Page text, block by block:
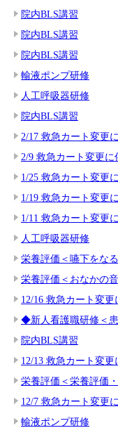
院内BLS講習
院内BLS講習
院内BLS講習
輸液ポンプ研修
人工呼吸器研修
院内BLS講習
2/17 救急カート変更
2/9 救急カート変更に
1/25 救急カート変更
1/19 救急カート変更
1/11 救急カート変更
人工呼吸器研修
栄養評価＜嚥下をな
栄養評価＜おなかの
12/16 救急カート変更
◆新人看護職研修＜
院内BLS講習
12/13 救急カート変更
栄養評価＜栄養評価
12/7 救急カート変更
輸液ポンプ研修